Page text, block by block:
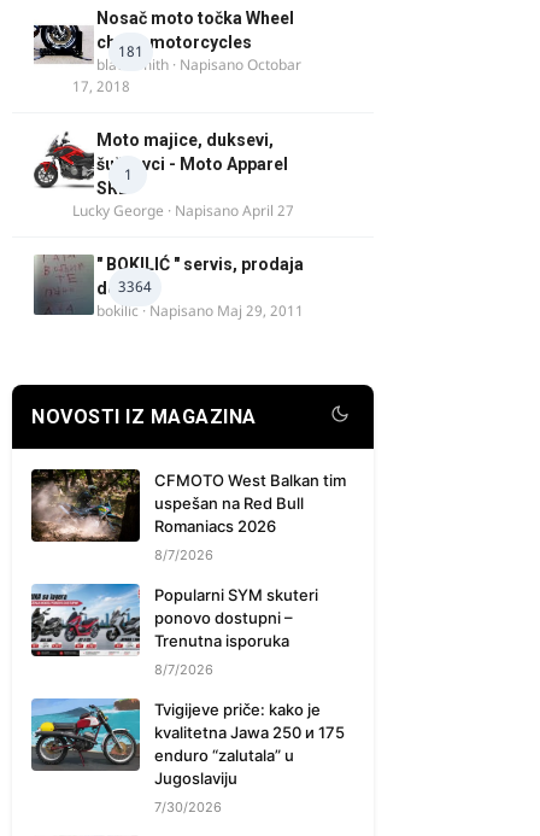
181
Nosač moto točka Wheel
chock motorcycles
blacksmith · NapisanoOctobar
17, 2018
1
Moto majice, duksevi,
šuškavci - Moto Apparel
SRB
Lucky George · NapisanoApril 27
3364
" BOKILIĆ " servis, prodaja
delova
bokilic · Napisano Maj 29, 2011
NOVOSTI IZ MAGAZINA
CFMOTO West Balkan tim
uspešan na Red Bull
Romaniacs 2026
8/7/2026
Popularni SYM skuteri
ponovo dostupni –
Trenutna isporuka
8/7/2026
Tvigijeve priče: kako je
kvalitetna Jawa 250 и 175
enduro “zalutala” u
Jugoslaviju
7/30/2026